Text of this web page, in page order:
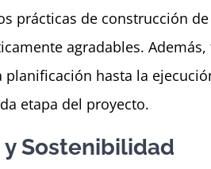
prácticas de construcción
agradables.
planificación hasta la
etapa del proyecto.
Sostenibilidad